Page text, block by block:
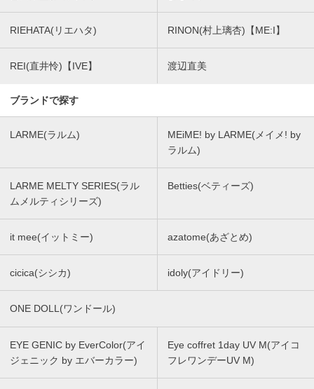
RIEHATA(リエハタ) RINON(村上璃杏)【ME:I】
REI(直井怜)【IVE】 渡辺直美
ブランドで探す
LARME(ラルム)
MEiME! by LARME(メイメ! by
ラルム)
LARME MELTY SERIES(ラル
ムメルティシリーズ)
Betties(ベティーズ)
it mee(イットミー) azatome(あざとめ)
cicica(シシカ) idoly(アイドリー)
ONE DOLL(ワンドール)
EYE GENIC by EverColor(アイ
ジェニック by エバーカラー)
Eye coffret 1day UV M(アイコ
フレワンデーUV M)